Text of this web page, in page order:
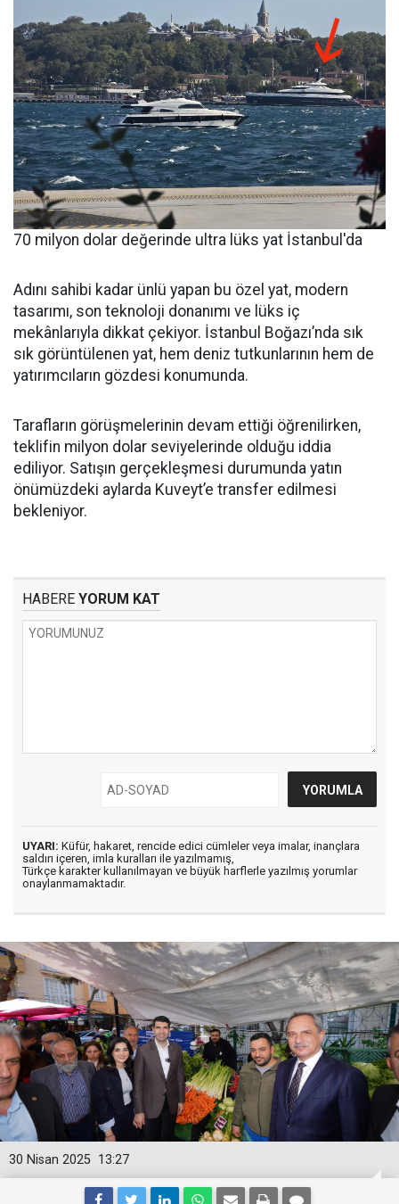
70 milyon dolar değerinde ultra lüks yat İstanbul'da
Adını sahibi kadar ünlü yapan bu özel yat, modern
tasarımı, son teknoloji donanımı ve lüks iç
mekânlarıyla dikkat çekiyor. İstanbul Boğazı’nda sık
sık görüntülenen yat, hem deniz tutkunlarının hem de
yatırımcıların gözdesi konumunda.
Tarafların görüşmelerinin devam ettiği öğrenilirken,
teklifin milyon dolar seviyelerinde olduğu iddia
ediliyor. Satışın gerçekleşmesi durumunda yatın
önümüzdeki aylarda Kuveyt’e transfer edilmesi
bekleniyor.
HABERE YORUM KAT
UYARI: Küfür, hakaret, rencide edici cümleler veya imalar, inançlara
saldırı içeren, imla kuralları ile yazılmamış,
Türkçe karakter kullanılmayan ve büyük harflerle yazılmış yorumlar
onaylanmamaktadır.
13:27
30 Nisan 2025